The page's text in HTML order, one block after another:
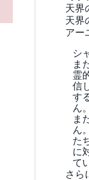
天界
天界
アー
シ
ま
霊
信
す
ん。
ま
ん
た
に
て
さら